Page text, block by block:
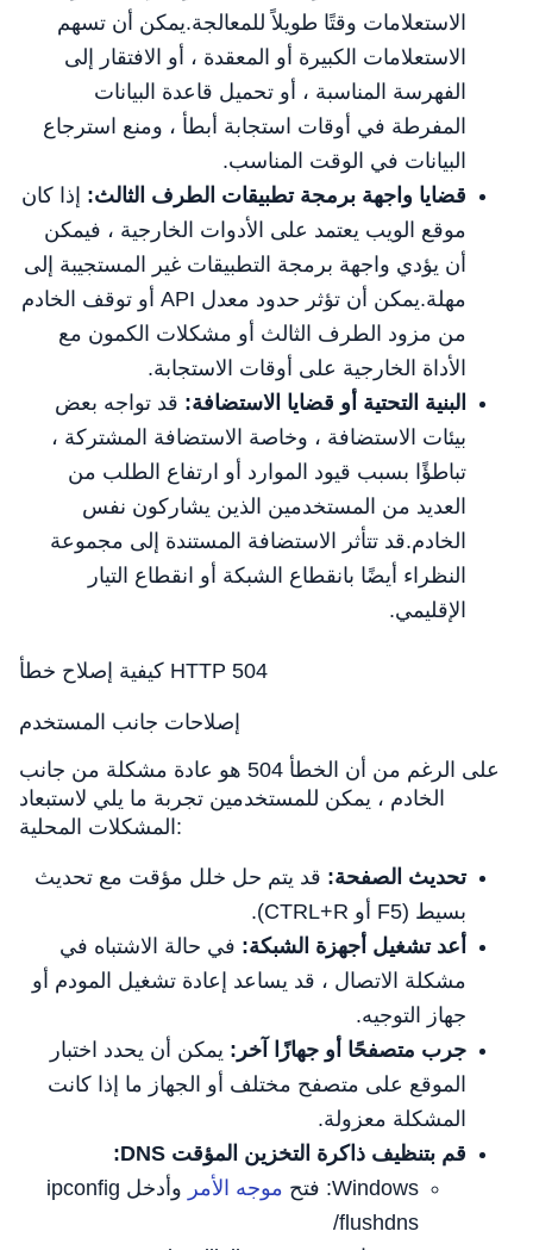
الاستعلامات وقتًا طويلاً للمعالجة.يمكن أن تسهم
الاستعلامات الكبيرة أو المعقدة ، أو الافتقار إلى
الفهرسة المناسبة ، أو تحميل قاعدة البيانات
المفرطة في أوقات استجابة أبطأ ، ومنع استرجاع
البيانات في الوقت المناسب.
قضايا واجهة برمجة تطبيقات الطرف الثالث: إذا كان
موقع الويب يعتمد على الأدوات الخارجية ، فيمكن
أن يؤدي واجهة برمجة التطبيقات غير المستجيبة إلى
مهلة.يمكن أن تؤثر حدود معدل API أو توقف الخادم
من مزود الطرف الثالث أو مشكلات الكمون مع
الأداة الخارجية على أوقات الاستجابة.
البنية التحتية أو قضايا الاستضافة: قد تواجه بعض
بيئات الاستضافة ، وخاصة الاستضافة المشتركة ،
تباطؤًا بسبب قيود الموارد أو ارتفاع الطلب من
العديد من المستخدمين الذين يشاركون نفس
الخادم.قد تتأثر الاستضافة المستندة إلى مجموعة
النظراء أيضًا بانقطاع الشبكة أو انقطاع التيار
الإقليمي.
كيفية إصلاح خطأ HTTP 504
إصلاحات جانب المستخدم
على الرغم من أن الخطأ 504 هو عادة مشكلة من جانب
الخادم ، يمكن للمستخدمين تجربة ما يلي لاستبعاد
المشكلات المحلية:
تحديث الصفحة: قد يتم حل خلل مؤقت مع تحديث
بسيط (F5 أو CTRL+R).
أعد تشغيل أجهزة الشبكة: في حالة الاشتباه في
مشكلة الاتصال ، قد يساعد إعادة تشغيل المودم أو
جهاز التوجيه.
جرب متصفحًا أو جهازًا آخر: يمكن أن يحدد اختبار
الموقع على متصفح مختلف أو الجهاز ما إذا كانت
المشكلة معزولة.
قم بتنظيف ذاكرة التخزين المؤقت DNS:
Windows: فتح
موجه الأمر
وأدخل ipconfig
/flushdns